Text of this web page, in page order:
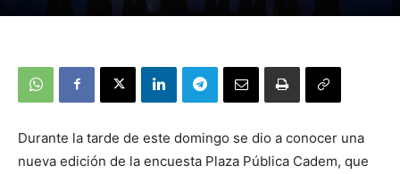
Durante la tarde de este domingo se dio a conocer una
nueva edición de la encuesta Plaza Pública Cadem, que